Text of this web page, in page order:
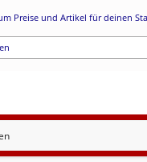
Preise und Artikel für deinen